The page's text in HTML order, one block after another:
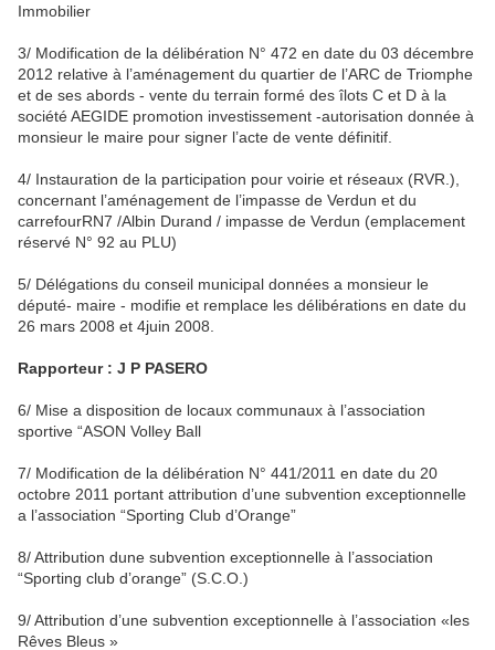
Immobilier
3/ Modification de la délibération N° 472 en date du 03 décembre
2012 relative à l’aménagement du quartier de l’ARC de Triomphe
et de ses abords - vente du terrain formé des îlots C et D à la
société AEGIDE promotion investissement -autorisation donnée à
monsieur le maire pour signer l’acte de vente définitif.
4/ Instauration de la participation pour voirie et réseaux (RVR.),
concernant l’aménagement de l’impasse de Verdun et du
carrefourRN7 /Albin Durand / impasse de Verdun (emplacement
réservé N° 92 au PLU)
5/ Délégations du conseil municipal données a monsieur le
député- maire - modifie et remplace les délibérations en date du
26 mars 2008 et 4juin 2008.
Rapporteur : J P PASERO
6/ Mise a disposition de locaux communaux à l’association
sportive “ASON Volley Ball
7/ Modification de la délibération N° 441/2011 en date du 20
octobre 2011 portant attribution d’une subvention exceptionnelle
a l’association “Sporting Club d’Orange”
8/ Attribution dune subvention exceptionnelle à l’association
“Sporting club d’orange” (S.C.O.)
9/ Attribution d’une subvention exceptionnelle à l’association «les
Rêves Bleus »